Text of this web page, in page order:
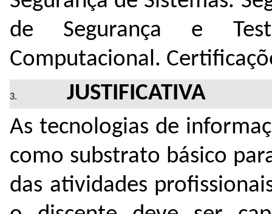
de Segurança e
Computacional.
JUSTIFICATIVA
As tecnologias de
como substrato básico
das atividades